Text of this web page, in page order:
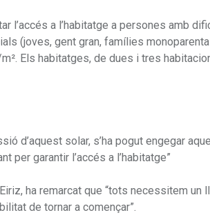
l’accés a l’habitatge a persones amb
(joves, gent gran, famílies
Els habitatges, de dues i tres
d’aquest solar, s’ha pogut engegar
per garantir l’accés a l’habitatge”
ha remarcat que “tots necessitem un
de tornar a començar”.